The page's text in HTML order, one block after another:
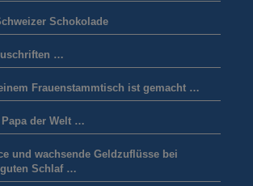
Schokolade
…
Frauenstammtisch ist gemacht …
der Welt …
und wachsende Geldzuflüsse bei
Schlaf …